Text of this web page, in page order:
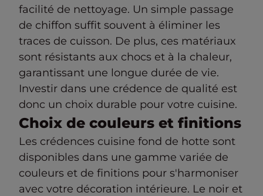
facilité de nettoyage. Un simple passage
de chiffon suffit souvent à éliminer les
traces de cuisson. De plus, ces matériaux
sont résistants aux chocs et à la chaleur,
garantissant une longue durée de vie.
Investir dans une crédence de qualité est
donc un choix durable pour votre cuisine.
Choix de couleurs et finitions
Les crédences cuisine fond de hotte sont
disponibles dans une gamme variée de
couleurs et de finitions pour s'harmoniser
avec votre décoration intérieure. Le noir et